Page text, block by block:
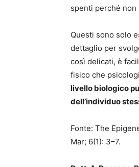
spenti perché non
Questi sono solo
dettaglio per
così delicati, è
fisico che
livello biologico
dell’individuo
Fonte: The
Mar; 6(1): 3–7.